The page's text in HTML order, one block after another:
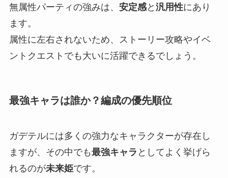
無属性パーティの強みは、 安定感と 汎用性にあり
ます。
属性に左右されないため、ストーリー攻略やイベ
ントクエストでも大いに活躍できるでしょう。
最強キャラは誰か？編成の優先順位
ガデテルには多くの強力なキャラクターが存在し
ますが、その中でも最強キャラ としてよく挙げら
れるのが未来姫です。